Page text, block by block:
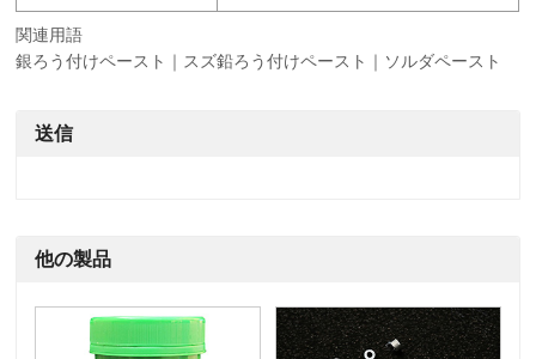
関連用語
銀ろう付けペースト｜スズ鉛ろう付けペースト｜ソルダペースト
送信
他の製品